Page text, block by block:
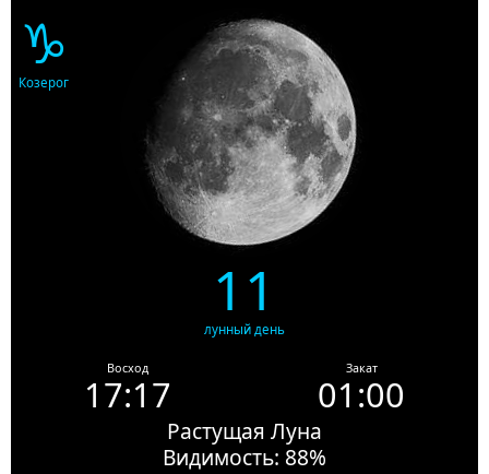
♑
Козерог
11
лунный день
Восход
17:17
Закат
01:00
Растущая Луна
Видимость: 88%